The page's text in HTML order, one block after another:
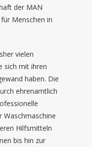
der MAN
Menschen in
vielen
sich mit ihren
haben. Die
ehrenamtlich
Waschmaschine
Hilfsmitteln
bis hin zur